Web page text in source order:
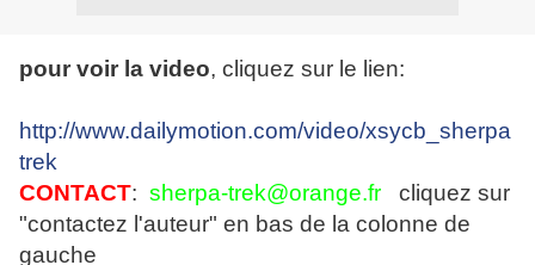
pour voir la video, cliquez sur le lien:
http://www.dailymotion.com/video/xsycb_sherpa
trek
CONTACT: sherpa-trek@orange.fr cliquez sur
"contactez l'auteur" en bas de la colonne de
gauche